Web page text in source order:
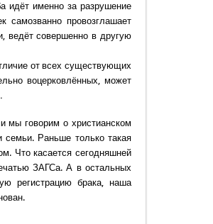
идёт именно за разрушение
самозванно провозглашает
ведёт совершенно в другую
от всех существующих
воцерковлённых, может
мы говорим о христианском
семьи. Раньше только такая
Что касается сегодняшней
ЗАГСа. А в остальных
регистрацию брака, наша